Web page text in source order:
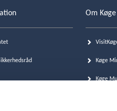
Om
Køge
Køge